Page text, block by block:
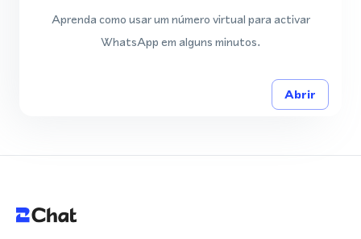
Aprenda como usar um número virtual para activar
WhatsApp em alguns minutos.
Abrir